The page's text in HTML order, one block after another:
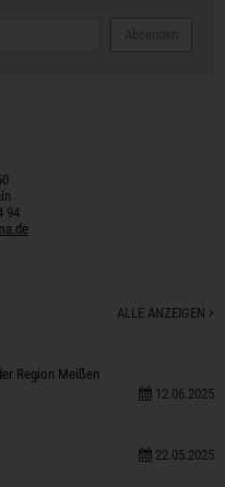
94
ALLE ANZEIGEN
Region Meißen
12.06.2025
22.05.2025